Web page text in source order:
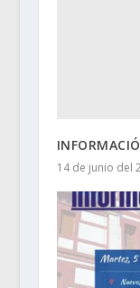
14 de junio del